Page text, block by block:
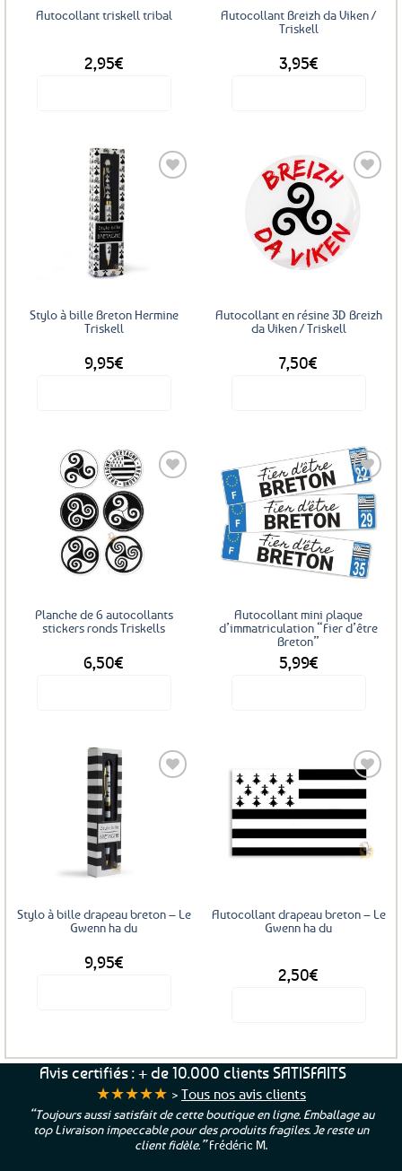
Autocollant triskell tribal
2,95€
Autocollant Breizh da Viken /
Triskell
3,95€
Stylo à bille Breton Hermine
Triskell
9,95€
favoris
Autocollant en résine 3D Breizh
da Viken / Triskell
7,50€
Planche de 6 autocollants
stickers ronds Triskells
6,50€
Ajouter
aux
favoris
Autocollant mini plaque
d’immatriculation “Fier d’être
Breton”
5,99€
plusieurs
variations.
options
peuvent
sur
Stylo à bille drapeau breton – Le
Gwenn ha du
9,95€
Ajouter
aux
favoris
Autocollant drapeau breton – Le
Gwenn ha du
2,50€
a
plusieurs
variations.
Les
options
Avis certifiés : + de 10.000 clients SATISFAITS
★★★★★ > Tous nos avis clients
“Toujours aussi satisfait de cette boutique en ligne. Emballage au
top Livraison impeccable pour des produits fragiles. Je reste un
client fidèle.”Frédéric M.